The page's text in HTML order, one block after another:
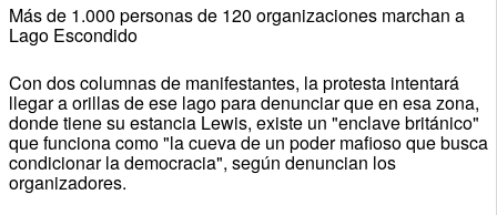
Más de 1.000 personas de 120 organizaciones marchan a
Lago Escondido
Con dos columnas de manifestantes, la protesta intentará
llegar a orillas de ese lago para denunciar que en esa zona,
donde tiene su estancia Lewis, existe un "enclave británico"
que funciona como "la cueva de un poder mafioso que busca
condicionar la democracia", según denuncian los
organizadores.